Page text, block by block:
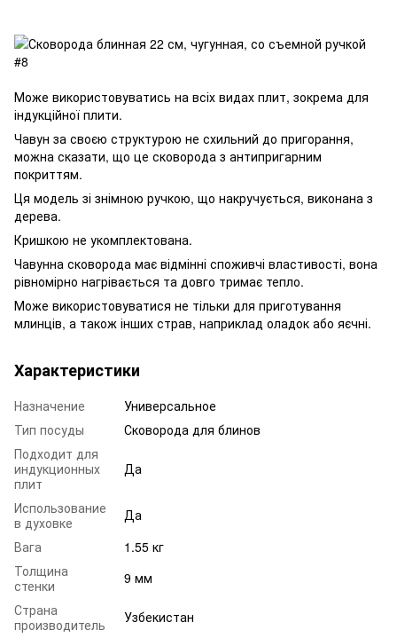
Може використовуватись на всіх видах плит, зокрема для
індукційної плити.
Чавун за своєю структурою не схильний до пригорання,
можна сказати, що це сковорода з антипригарним
покриттям.
Ця модель зі знімною ручкою, що накручується, виконана з
дерева.
Кришкою не укомплектована.
Чавунна сковорода має відмінні споживчі властивості, вона
рівномірно нагрівається та довго тримає тепло.
Може використовуватися не тільки для приготування
млинців, а також інших страв, наприклад оладок або яєчні.
Характеристики
Назначение
Универсальное
Тип посуды
Сковорода для блинов
Подходит для
индукционных
плит
Да
Использование
в духовке
Да
Вага
1.55 кг
Толщина
стенки
9 мм
Страна
производитель
Узбекистан